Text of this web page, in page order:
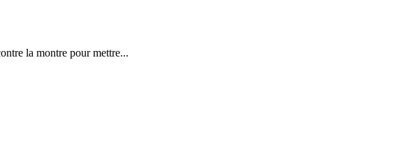
la montre pour mettre...